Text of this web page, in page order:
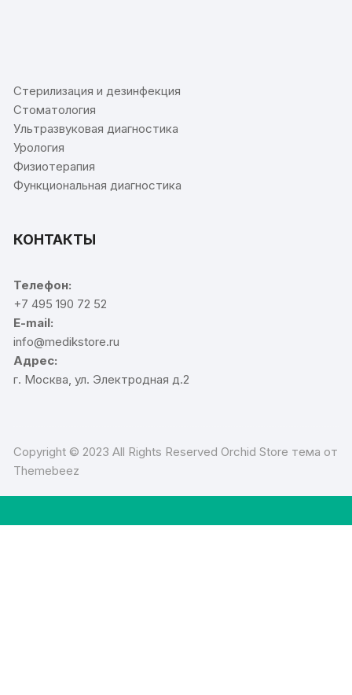
Стерилизация и дезинфекция
Стоматология
Ультразвуковая диагностика
Урология
Физиотерапия
Функциональная диагностика
КОНТАКТЫ
Телефон:
+7 495 190 72 52
E-mail:
info@medikstore.ru
Адрес:
г. Москва, ул. Электродная д.2
Copyright © 2023 All Rights Reserved Orchid Store тема от
Themebeez